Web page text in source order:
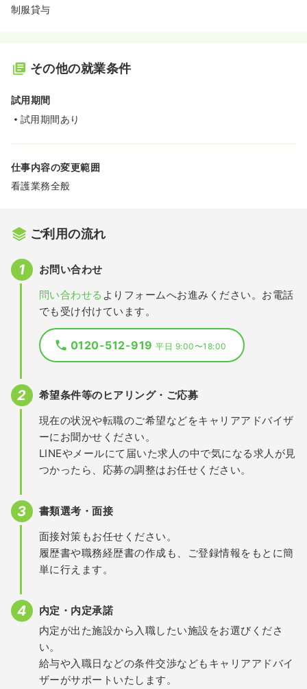
制服貸与
その他の就業条件
試用期間
試用期間あり
仕事内容の変更範囲
看護業務全般
ご利用の流れ
お問い合わせ
問い合わせる よりフォームへお進みください。お電話
でも受け付けています。
0120-512-919平日 9:00〜18:00
希望条件等のヒアリング・ご応募
現在の状況や転職のご希望などをキャリアアドバイザ
ーにお聞かせください。
LINEやメールにて届いた求人の中で気になる求人が見
つかったら、応募の調整はお任せください。
書類選考・面接
面接対策もお任せください。
履歴書や職務経歴書の作成も、ご登録情報をもとに簡
単に行えます。
内定・内定承諾
内定が出た施設から入職したい施設をお選びくださ
い。
給与や入職日などの条件交渉などもキャリアアドバイ
ザーがサポートいたします。